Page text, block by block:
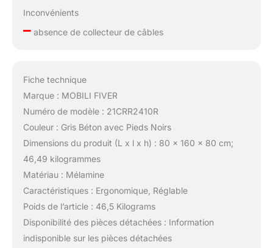
Inconvénients
–absence de collecteur de câbles
Fiche technique
Marque : MOBILI FIVER
Numéro de modèle : 21CRR2410R
Couleur : Gris Béton avec Pieds Noirs
Dimensions du produit (L x l x h) : 80 x 160 x 80 cm;
46,49 kilogrammes
Matériau : Mélamine
Caractéristiques : Ergonomique, Réglable
Poids de l’article : 46,5 Kilograms
Disponibilité des pièces détachées : Information
indisponible sur les pièces détachées